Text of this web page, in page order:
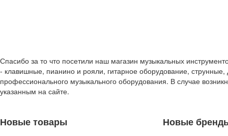
Спасибо за то что посетили наш магазин музыкальных
- клавишные, пианино и рояли, гитарное оборудование,
профессионального музыкального оборудования. В случае
указанным на сайте.
Новые товары Новые